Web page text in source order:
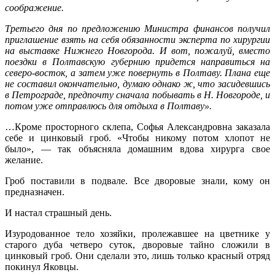
соображение.
Третьего дня по предложению Министра финансов получил
приглашение взять на себя обязанности эксперта по хирургии
на выставке Нижнего Новгорода. И вот, пожалуй, вместо
поездки в Полтавскую губернию придется направиться на
северо-восток, а затем уже повернуть в Полтаву. Плана еще
не составил окончательно, думаю однако ж, что засидевшись
в Петрограде, предпочту сначала побывать в Н. Новгороде, и
потом уже отправлюсь для отдыха в Полтаву».
…Кроме просторного склепа, Софья Александровна заказала
себе и цинковый гроб. «Чтобы никому потом хлопот не
было», — так объясняла домашним вдова хирурга свое
желание.
Гроб поставили в подвале. Все дворовые знали, кому он
предназначен.
И настал страшный день.
Изуродованное тело хозяйки, пролежавшее на цветнике у
старого дуба четверо суток, дворовые тайно сложили в
цинковый гроб. Они сделали это, лишь только красный отряд
покинул Яковцы.